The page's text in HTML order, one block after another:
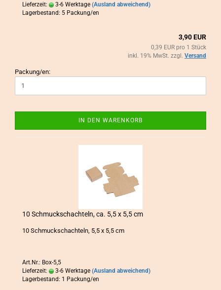
Lieferzeit:
3-6 Werktage (Ausland abweichend)
Lagerbestand: 5 Packung/en
3,90 EUR
0,39 EUR pro 1 Stück
inkl. 19% MwSt. zzgl. Versand
Packung/en:
IN DEN WARENKORB
10 Schmuck­schach­teln, ca. 5,5 x 5,5 cm
10 Schmuck­schach­teln, 5,5 x 5,5 cm
Art.Nr.: Box-5,5
Lieferzeit:
3-6 Werktage (Ausland abweichend)
Lagerbestand: 1 Packung/en